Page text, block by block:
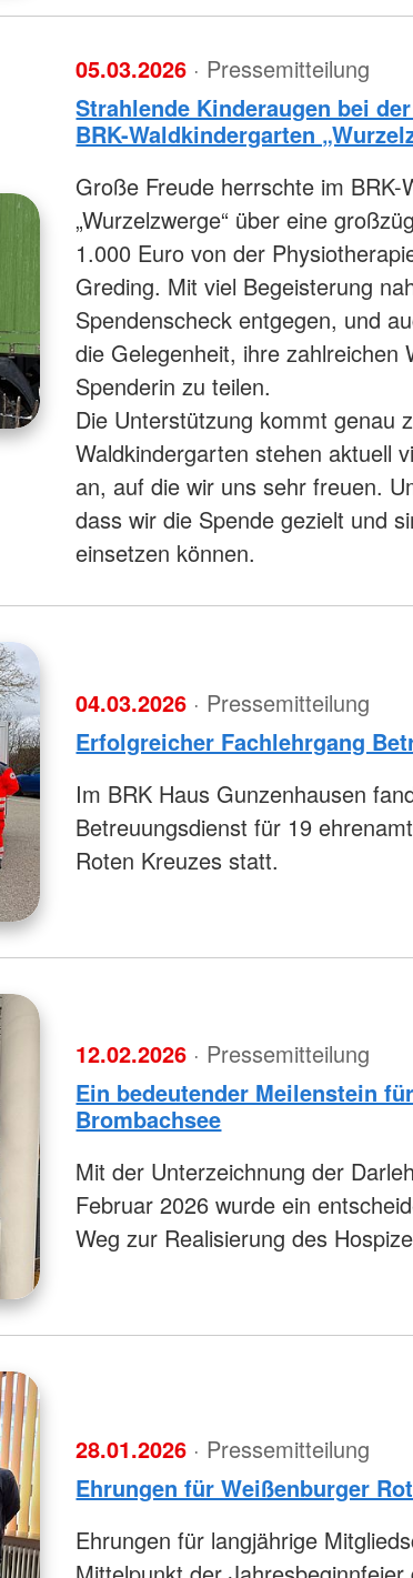
05.03.2026 · Pressemitteilung
Strahlende Kinderaugen bei
BRK-Waldkindergarten
Große Freude herrschte im BRK-
„Wurzelzwerge“ über eine
1.000 Euro von der
Greding. Mit viel Begeisterung
Spendenscheck entgegen, und
die Gelegenheit, ihre zahlreichen
Spenderin zu teilen.
Die Unterstützung kommt genau
Waldkindergarten stehen aktuell
an, auf die wir uns sehr freuen.
dass wir die Spende gezielt und
einsetzen können.
04.03.2026 · Pressemitteilung
Erfolgreicher Fachlehrgang
Im BRK Haus Gunzenhausen
Betreuungsdienst für 19
Roten Kreuzes statt.
12.02.2026 · Pressemitteilung
Ein bedeutender Meilenstein
Brombachsee
Mit der Unterzeichnung der
Februar 2026 wurde ein
Weg zur Realisierung des
28.01.2026 · Pressemitteilung
Ehrungen für Weißenburger
Ehrungen für langjährige